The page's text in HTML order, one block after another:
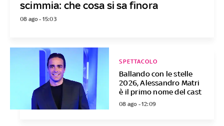
scimmia: che cosa si sa finora
08 ago - 15:03
Ballando con le stelle
2026, Alessandro Matri
è il primo nome del cast
SPETTACOLO
08 ago - 12:09